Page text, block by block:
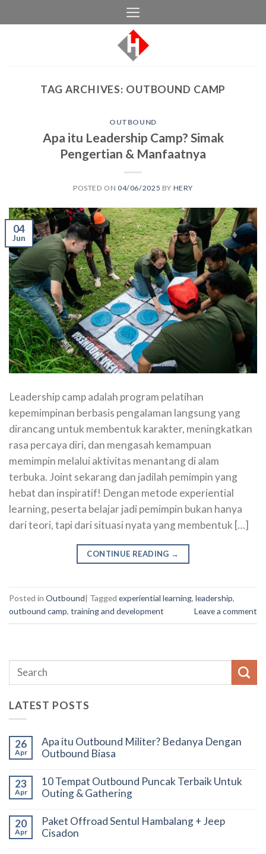
to
TAG ARCHIVES: OUTBOUND CAMP
OUTBOUND
Apa itu Leadership Camp? Simak
Pengertian & Manfaatnya
POSTED ON04/06/2025 BY HERY
04
Jun
Leadership camp adalah program pelatihan
kepemimpinan berbasis pengalaman langsung yang
dirancang untuk membentuk karakter, meningkatkan
rasa percaya diri, dan mengasah kemampuan
memimpin melalui aktivitas menantang di alam
terbuka. Joint sekarang dan jadilah pemimpin yang
hebat dan inspiratif! Dengan metode experiential
learning, peserta belajar jadi pemimpin bukan hanya
dari teori, tapi dari situasi nyata yang membentuk […]
CONTINUE READING →
Posted in Outbound| Tagged experiential learning, leadership,
outbound camp, training and development Leave a comment
LATEST POSTS
26
Apr
Apa itu Outbound Militer? Bedanya Dengan
Outbound Biasa
23
Apr
10 Tempat Outbound Puncak Terbaik Untuk
Outing & Gathering
20
Apr
Paket Offroad Sentul Hambalang + Jeep
Cisadon